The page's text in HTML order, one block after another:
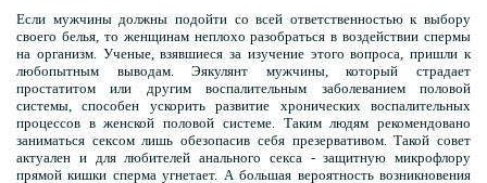
Если мужчины должны подойти со всей ответственностью к выбору
своего белья, то женщинам неплохо разобраться в воздействии спермы
на организм. Ученые, взявшиеся за изучение этого вопроса, пришли к
любопытным выводам. Эякулянт мужчины, который страдает
простатитом или другим воспалительным заболеванием половой
системы, способен ускорить развитие хронических воспалительных
процессов в женской половой системе. Таким людям рекомендовано
заниматься сексом лишь обезопасив себя презервативом. Такой совет
актуален и для любителей анального секса - защитную микрофлору
прямой кишки сперма угнетает. А большая вероятность возникновения